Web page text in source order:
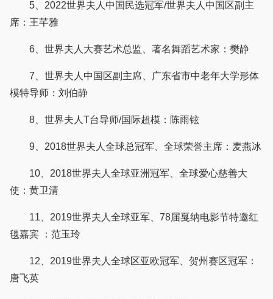
5、2022世界夫人中国民选冠军/世界夫人中国区副主
席：王芊雅
6、世界夫人大赛艺术总监、著名舞蹈艺术家：樊静
7、世界夫人中国区副主席、广东省市中老年大学形体
模特导师：刘伯静
8、世界夫人T台导师/国际超模：陈雨铉
9、2018世界夫人全球总冠军、全球荣誉主席：麦燕冰
10、2018世界夫人全球亚洲冠军、全球爱心慈善大
使：黄卫清
11、2019世界夫人全球亚军、78届戛纳电影节特邀红
毯嘉宾 ：范玉玲
12、2019世界夫人全球区亚欧冠军、贺州赛区冠军：
唐飞英